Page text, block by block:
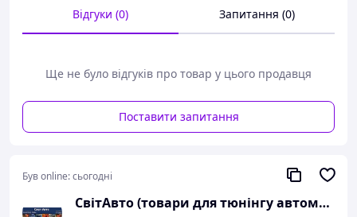
Відгуки (0) Запитання (0)
Ще не було відгуків про товар у цього продавця
Поставити запитання
Був online:сьогодні
СвітАвто (товари для тюнінгу автомобілів ВАЗ)